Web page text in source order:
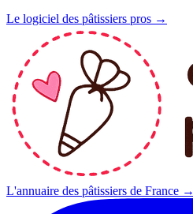
Le logiciel des pâtissiers pros →
L'annuaire des pâtissiers de France →